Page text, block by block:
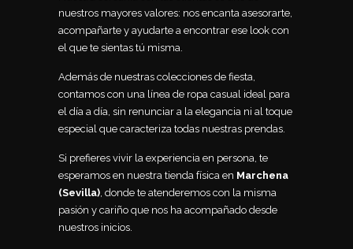
nuestros mayores valores: nos encanta asesorarte,
acompañarte y ayudarte a encontrar ese look con
el que te sientas tú misma.
Además de nuestras colecciones de fiesta,
contamos con una línea de ropa casual ideal para
el día a día, sin renunciar a la elegancia ni al toque
especial que caracteriza todas nuestras prendas.
Si prefieres vivir la experiencia en persona, te
esperamos en nuestra tienda física en Marchena
(Sevilla) , donde te atenderemos con la misma
pasión y cariño que nos ha acompañado desde
nuestros inicios.